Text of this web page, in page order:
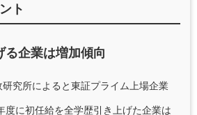
ト
る企業は増加傾向
究所によると東証プライム上場企業
度に初任給を全学歴引き上げた企業は